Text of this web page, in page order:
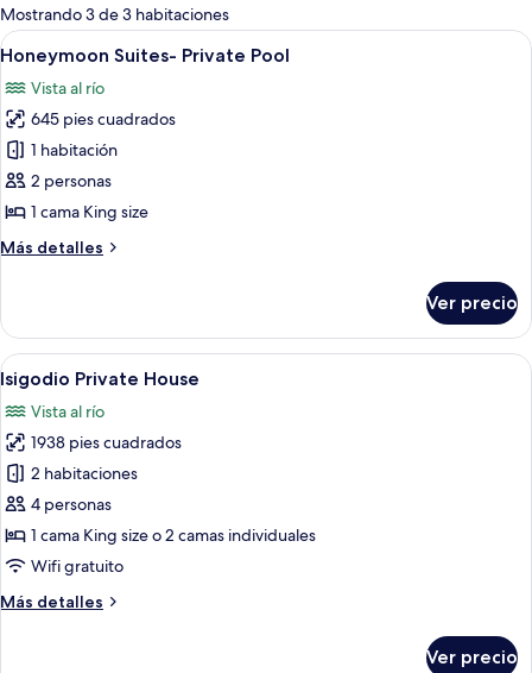
para
las
habitaciones
Mostrando 3 de 3 habitaciones
Abrir
todas
las
fotos
de
Honeymoon
Suites-
Pool
Un dormitorio con una cama grande,
5
Honeymoon Suites- Private Pool
Vista al río
645 pies cuadrados
1 habitación
2 personas
1 cama King size
Más detalles
Más
Suites-
Private
Pool
Ver precio
Abrir
todas
las
fotos
de
Isigodio
Private
House
Un dormitorio bien iluminado con
8
Isigodio Private House
Vista al río
1938 pies cuadrados
2 habitaciones
4 personas
1 cama King size o 2 camas individuales
Wifi gratuito
Más detalles
Más
Ver precio